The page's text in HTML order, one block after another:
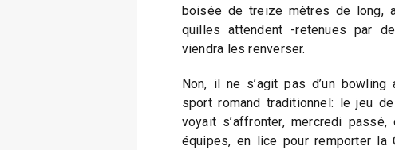
boisée de treize mètres de long,
quilles attendent -retenues par
viendra les renverser.
Non, il ne s’agit pas d’un bowling
sport romand traditionnel: le jeu
voyait s’affronter, mercredi
équipes, en lice pour remporter la